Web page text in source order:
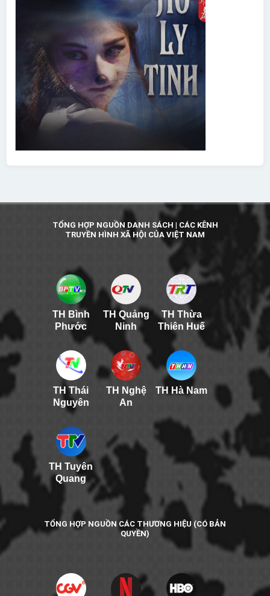
TỔNG HỢP NGUỒN DANH SÁCH | CÁC KÊNH
TRUYỀN HÌNH XÃ HỘI CỦA VIỆT NAM
TH Bình
Phước
TH Quảng
Ninh
TH Thừa
Thiên Huế
TH Thái
Nguyên
TH Nghệ
An
TH Hà Nam
TH Tuyên
Quang
TỔNG HỢP NGUỒN CÁC THƯƠNG HIỆU (CÓ BẢN
QUYỀN)